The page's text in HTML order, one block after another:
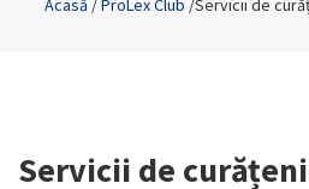
Acasă /ProLex Club /Servicii de
Servicii de